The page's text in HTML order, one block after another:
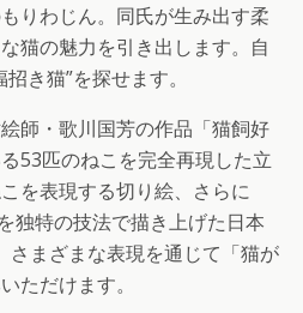
りわじん。同氏が生み出す柔
猫の魅力を引き出します。自
き猫”を探せます。
師・歌川国芳の作品「猫飼好
53匹のねこを完全再現した立
を表現する切り絵、さらに
独特の技法で描き上げた日本
さまざまな表現を通じて「猫が
ただけます。